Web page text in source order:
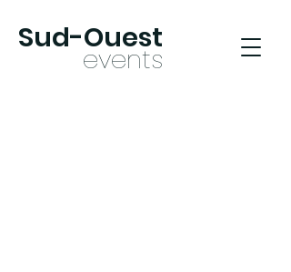
events
Sud-Ouest